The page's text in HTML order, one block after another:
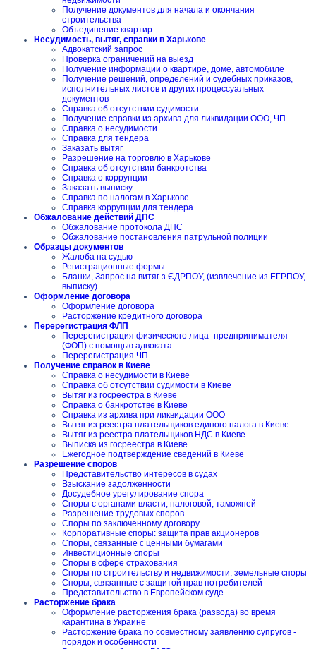
Получение документов для начала и окончания
строительства
Объединение квартир
Несудимость, вытяг, справки в Харькове
Адвокатский запрос
Проверка ограничений на выезд
Получение информации о квартире, доме, автомобиле
Получение решений, определений и судебных приказов,
исполнительных листов и других процессуальных
документов
Справка об отсутствии судимости
Получение справки из архива для ликвидации ООО, ЧП
Справка о несудимости
Справка для тендера
Заказать вытяг
Разрешение на торговлю в Харькове
Справка об отсутствии банкротства
Справка о коррупции
Заказать выписку
Справка по налогам в Харькове
Справка коррупции для тендера
Обжалование действий ДПС
Обжалование протокола ДПС
Обжалование постановления патрульной полиции
Образцы документов
Жалоба на судью
Регистрационные формы
Бланки, Запрос на витяг з ЄДРПОУ, (извлечение из ЕГРПОУ,
выписку)
Оформление договора
Оформление договора
Расторжение кредитного договора
Перерегистрация ФЛП
Перерегистрация физического лица- предпринимателя
(ФОП) с помощью адвоката
Перерегистрация ЧП
Получение справок в Киеве
Справка о несудимости в Киеве
Справка об отсутствии судимости в Киеве
Вытяг из госреестра в Киеве
Справка о банкротстве в Киеве
Справка из архива при ликвидации ООО
Вытяг из реестра плательщиков единого налога в Киеве
Вытяг из реестра плательщиков НДС в Киеве
Выписка из госреестра в Киеве
Ежегодное подтверждение сведений в Киеве
Разрешение споров
Представительство интересов в судах
Взыскание задолженности
Досудебное урегулирование спора
Споры с органами власти, налоговой, таможней
Разрешение трудовых споров
Споры по заключенному договору
Корпоративные споры: защита прав акционеров
Споры, связанные с ценными бумагами
Инвестиционные споры
Споры в сфере страхования
Споры по строительству и недвижимости, земельные споры
Споры, связанные с защитой прав потребителей
Представительство в Европейском суде
Расторжение брака
Оформление расторжения брака (развода) во время
карантина в Украине
Расторжение брака по совместному заявлению супругов -
порядок и особенности